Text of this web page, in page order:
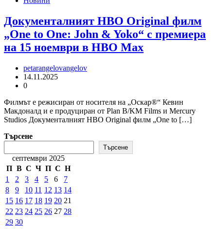
Документалният HBO Original филм
„One to One: John & Yoko“ с премиера
на 15 ноември в HBO Max
petarangelovangelov
14.11.2025
0
Филмът е режисиран от носителя на „Оскар®“ Кевин
Макдоналд и е продуциран от Plan B/KM Films и Mercury
Studios Документалният HBO Original филм „One to […]
Търсене
Търсене
септември 2025
П В С Ч П С Н
1
2 3 4 5 6
7
8
9 10 11 12 13 14
15 16 17 18 19 20 21
22 23 24 25 26 27 28
29 30